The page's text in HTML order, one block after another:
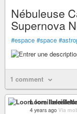
Nébuleuse
Supernova
#espace #space
1 comment
Loom
4 years ago Via